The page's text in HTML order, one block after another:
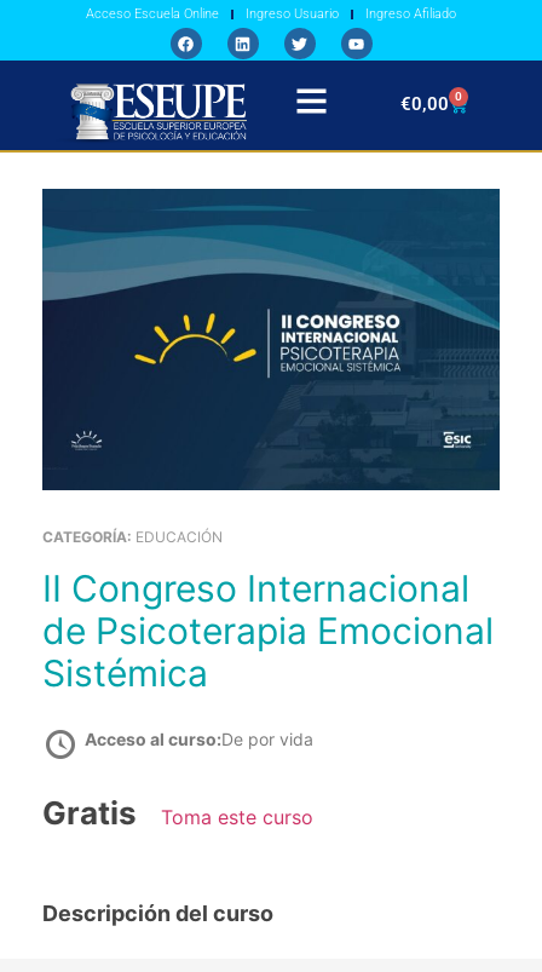
Acceso Escuela Online Ingreso Usuario Ingreso Afiliado
€0,00 0
CATEGORÍA: EDUCACIÓN
II Congreso Internacional
de Psicoterapia Emocional
Sistémica
Acceso al curso:De por vida
Gratis Toma este curso
Descripción del curso